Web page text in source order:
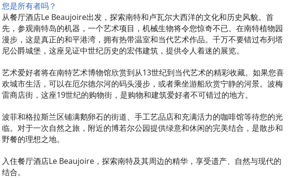
您是所有者吗？
从餐厅酒店Le Beaujoire出发，探索南特和卢瓦尔大西洋的文化和历史风貌。首
先，参观南特岛的机器，一个艺术项目，机械生物将令您惊奇不已。在南特植物园
漫步，这是真正的和平港湾，拥有热带温室和当代艺术作品。千万不要错过布列塔
尼公爵城堡，这座见证中世纪历史的宏伟建筑，提供令人着迷的展览。
艺术爱好者将在南特艺术博物馆欣赏到从13世纪到当代艺术的精彩收藏。如果您喜
欢城市生活，可以在厄尔德尔河的码头漫步，或者乘坐游船欣赏宁静的河景。波梅
雷商店街，这座19世纪的购物街，是购物和建筑爱好者不可错过的地方。
波菲和格拉斯兰区铺满鹅卵石的街道、手工艺品店和充满活力的咖啡馆等待您的光
临。对于一次自然之旅，附近的博若尔公园提供绿意和休闲的完美结合，是散步和
野餐的理想之地。
入住餐厅酒店Le Beaujoire，探索南特及其周边的精华，享受遗产、自然与现代的
结合。